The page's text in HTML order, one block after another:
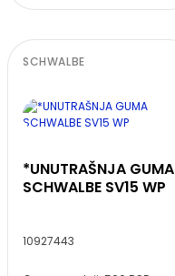
SCHWALBE
*UNUTRAŠNJA GUMA
SCHWALBE SV15 WP
10927443